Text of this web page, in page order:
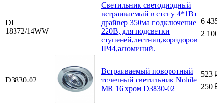
DL
18372/14WW
Светильник светодиодный
встраиваемый в стену 4*1Вт
драйвер 350ма подключение
220В, для подсветки
ступеней,лестниц,коридоров
IP44,алюминий.
6
2
D3830-02
Встраиваемый поворотный
точечный светильник Nobile
MR 16 хром D3830-02
523
250